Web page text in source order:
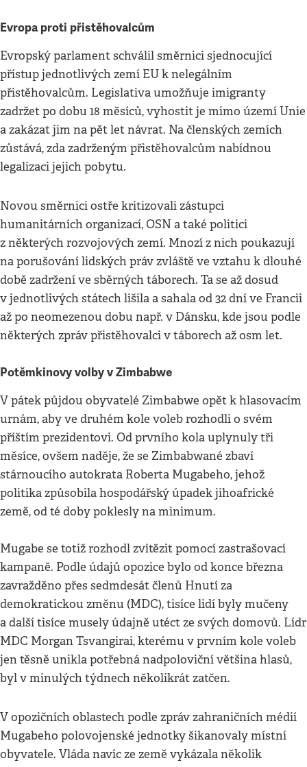
Evropa proti přistěhovalcům
Evropský parlament schválil směrnici sjednocující
přístup jednotlivých zemí EU k nelegálním
přistěhovalcům. Legislativa umožňuje imigranty
zadržet po dobu 18 měsíců, vyhostit je mimo území Unie
a zakázat jim na pět let návrat. Na členských zemích
zůstává, zda zadrženým přistěhovalcům nabídnou
legalizaci jejich pobytu.
Novou směrnici ostře kritizovali zástupci
humanitárních organizací, OSN a také politici
z některých rozvojových zemí. Mnozí z nich poukazují
na porušování lidských práv zvláště ve vztahu k dlouhé
době zadržení ve sběrných táborech. Ta se až dosud
v jednotlivých státech lišila a sahala od 32 dní ve Francii
až po neomezenou dobu např. v Dánsku, kde jsou podle
některých zpráv přistěhovalci v táborech až osm let.
Potěmkinovy volby v Zimbabwe
V pátek půjdou obyvatelé Zimbabwe opět k hlasovacím
urnám, aby ve druhém kole voleb rozhodli o svém
příštím prezidentovi. Od prvního kola uplynuly tři
měsíce, ovšem naděje, že se Zimbabwané zbaví
stárnoucího autokrata Roberta Mugabeho, jehož
politika způsobila hospodářský úpadek jihoafrické
země, od té doby poklesly na minimum.
Mugabe se totiž rozhodl zvítězit pomocí zastrašovací
kampaně. Podle údajů opozice bylo od konce března
zavražděno přes sedmdesát členů Hnutí za
demokratickou změnu (MDC), tisíce lidí byly mučeny
a další tisíce musely údajně utéct ze svých domovů. Lídr
MDC Morgan Tsvangirai, kterému v prvním kole voleb
jen těsně unikla potřebná nadpoloviční většina hlasů,
byl v minulých týdnech několikrát zatčen.
V opozičních oblastech podle zpráv zahraničních médií
Mugabeho polovojenské jednotky šikanovaly místní
obyvatele. Vláda navíc ze země vykázala několik